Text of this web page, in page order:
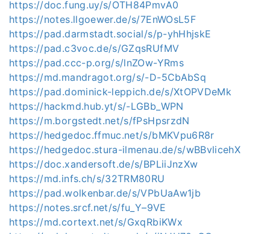
https://doc.fung.uy/s/OTH84PmvA0
https://notes.llgoewer.de/s/7EnWOsL5F
https://pad.darmstadt.social/s/p-yhHhjskE
https://pad.c3voc.de/s/GZqsRUfMV
https://pad.ccc-p.org/s/lnZOw-YRms
https://md.mandragot.org/s/-D-5CbAbSq
https://pad.dominick-leppich.de/s/XtOPVDeMk
https://hackmd.hub.yt/s/-LGBb_WPN
https://m.borgstedt.net/s/fPsHpsrzdN
https://hedgedoc.ffmuc.net/s/bMKVpu6R8r
https://hedgedoc.stura-ilmenau.de/s/wBBvlicehX
https://doc.xandersoft.de/s/BPLiiJnzXw
https://md.infs.ch/s/32TRM80RU
https://pad.wolkenbar.de/s/VPbUaAw1jb
https://notes.srcf.net/s/fu_Y–9VE
https://md.cortext.net/s/GxqRbiKWx